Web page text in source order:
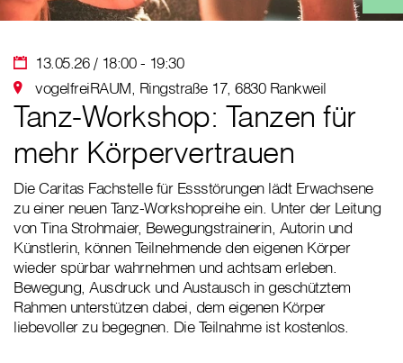
13.05.26 / 18:00 - 19:30
vogelfreiRAUM, Ringstraße 17, 6830 Rankweil
Tanz-Workshop: Tanzen für
mehr Körpervertrauen
Die Caritas Fachstelle für Essstörungen lädt Erwachsene
zu einer neuen Tanz-Workshopreihe ein. Unter der Leitung
von Tina Strohmaier, Bewegungstrainerin, Autorin und
Künstlerin, können Teilnehmende den eigenen Körper
wieder spürbar wahrnehmen und achtsam erleben.
Bewegung, Ausdruck und Austausch in geschütztem
Rahmen unterstützen dabei, dem eigenen Körper
liebevoller zu begegnen. Die Teilnahme ist kostenlos.